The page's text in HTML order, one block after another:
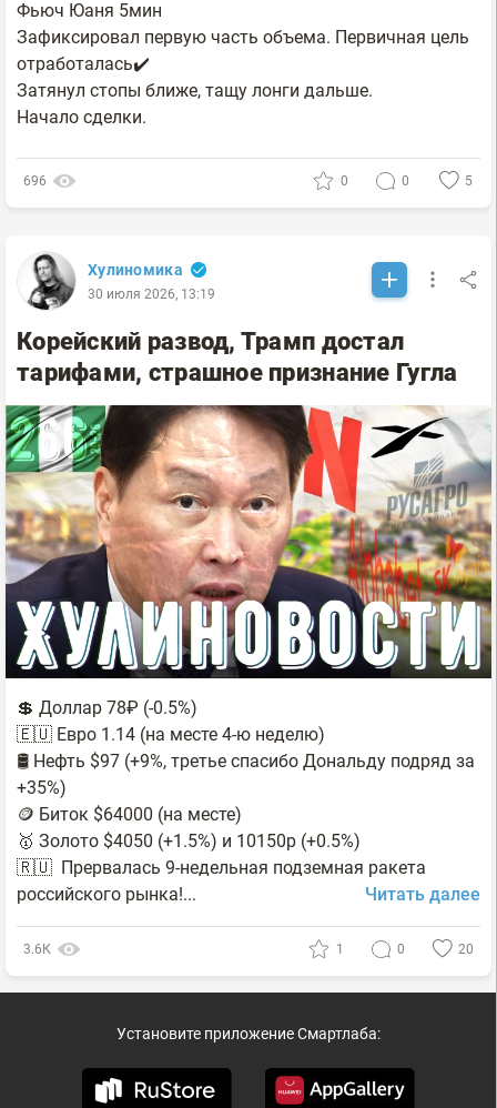
Фьюч Юаня 5мин
Зафиксировал первую часть объема. Первичная цель
отработалась✔️
Затянул стопы ближе, тащу лонги дальше.
Начало сделки.
696 0 0 5
Хулиномика
30 июля 2026, 13:19
Корейский развод, Трамп достал
тарифами, страшное признание Гугла
💲 Доллар 78₽ (-0.5%)
🇪🇺 Евро 1.14 (на месте 4-ю неделю)
🛢 Нефть $97 (+9%, третье спасибо Дональду подряд за
+35%)
🪙 Биток $64000 (на месте)
🥇 Золото $4050 (+1.5%) и 10150р (+0.5%)
🇷🇺 Прервалась 9-недельная подземная ракета
российского рынка!...
Читать далее
3.6К 1 0 20
Установите приложение Смартлаба: